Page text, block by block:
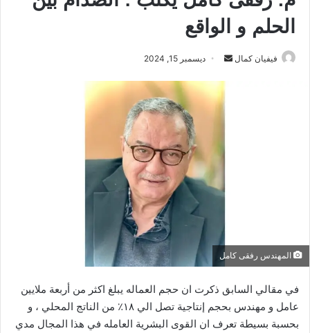
الحلم و الواقع
فيفيان كمال
س
ا
ك
ت
و
ن
ي
ديسمبر 15, 2024
المهندس رفقى كامل
في مقالي السابق ذكرت ان حجم العماله يبلغ اكثر من أربعة ملايين
عامل و مهندس بحجم إنتاجية تصل الي ١٨٪؜ من الناتج المحلي ، و
بحسبة بسيطة تعرف ان القوى البشرية العامله في هذا المجال مدي